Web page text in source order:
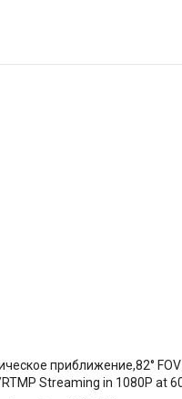
приближение,82°
Streaming in 1080P at